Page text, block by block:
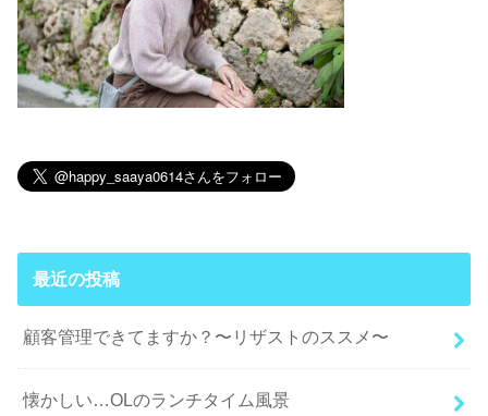
最近の投稿
顧客管理できてますか？〜リザストのススメ〜
懐かしい…OLのランチタイム風景